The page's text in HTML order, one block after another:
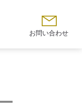
お問い合わせ